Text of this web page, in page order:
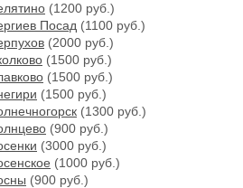
(1200 руб.)
Посад (1100 руб.)
(2000 руб.)
(1500 руб.)
(1500 руб.)
(1500 руб.)
(1300 руб.)
(900 руб.)
(3000 руб.)
(1000 руб.)
(900 руб.)